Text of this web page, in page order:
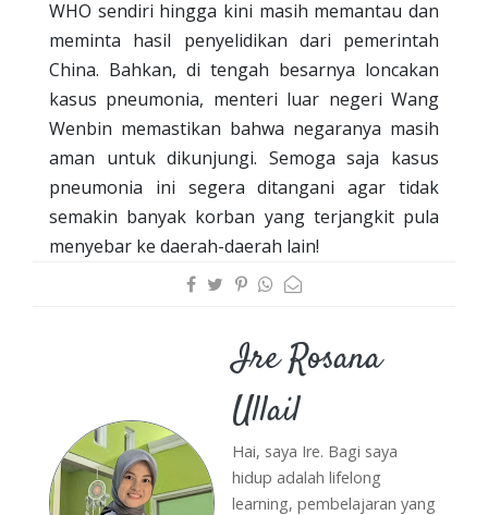
WHO sendiri hingga kini masih memantau dan
meminta hasil penyelidikan dari pemerintah
China. Bahkan, di tengah besarnya loncakan
kasus pneumonia, menteri luar negeri Wang
Wenbin memastikan bahwa negaranya masih
aman untuk dikunjungi. Semoga saja kasus
pneumonia ini segera ditangani agar tidak
semakin banyak korban yang terjangkit pula
menyebar ke daerah-daerah lain!
Ire Rosana
Ullail
Hai, saya Ire. Bagi saya
hidup adalah lifelong
learning, pembelajaran yang